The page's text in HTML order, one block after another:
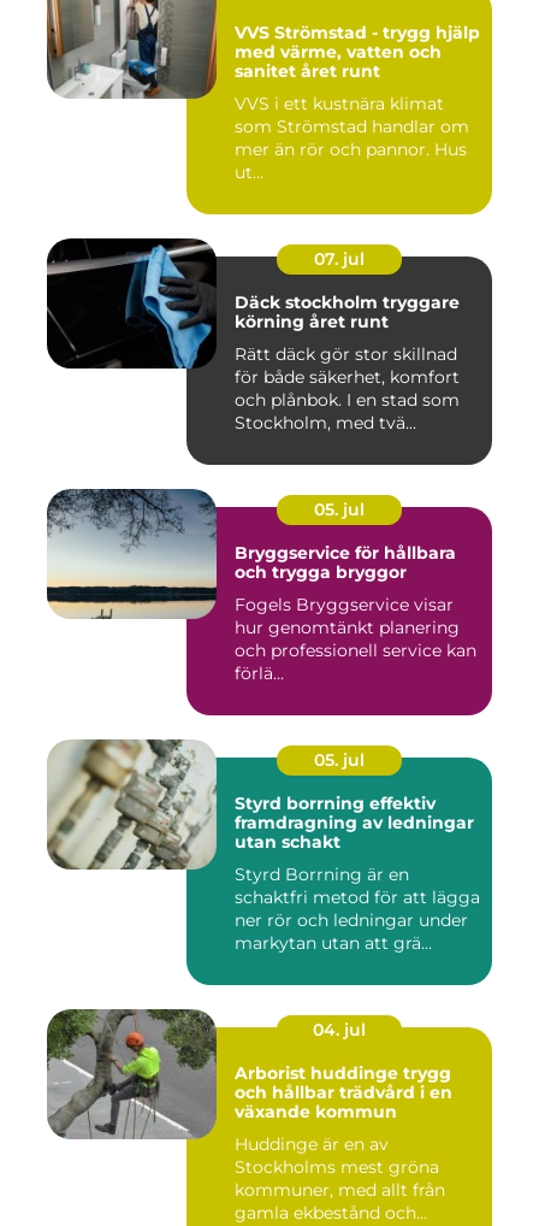
VVS Strömstad - trygg hjälp
med värme, vatten och
sanitet året runt
VVS i ett kustnära klimat
som Strömstad handlar om
mer än rör och pannor. Hus
ut...
07. jul
Däck stockholm tryggare
körning året runt
Rätt däck gör stor skillnad
för både säkerhet, komfort
och plånbok. I en stad som
Stockholm, med tvä...
05. jul
Bryggservice för hållbara
och trygga bryggor
Fogels Bryggservice visar
hur genomtänkt planering
och professionell service kan
förlä...
05. jul
Styrd borrning effektiv
framdragning av ledningar
utan schakt
Styrd Borrning är en
schaktfri metod för att lägga
ner rör och ledningar under
markytan utan att grä...
04. jul
Arborist huddinge trygg
och hållbar trädvård i en
växande kommun
Huddinge är en av
Stockholms mest gröna
kommuner, med allt från
gamla ekbestånd och